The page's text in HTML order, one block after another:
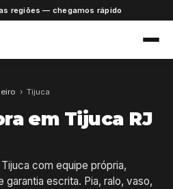
regiões — chegamos rápido
› Tijuca
em Tijuca RJ
com equipe própria,
escrita. Pia, ralo, vaso,